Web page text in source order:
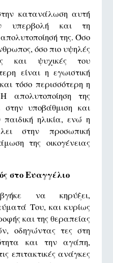
κατανάλωση αυτή
υπερβολή και τη
της. Όσο
όσο πιο υψηλές
και ψυχικές του
είναι η εγωιστική
τόσο περισσότερη η
απολυτοποίηση της
υποβάθμιση και
ηλικία, ενώ η
στην προσωπική
της οικογένειας
στο Ευαγγέλιο
να κηρύξει,
Του, και κυρίως
και της θεραπείας
οδηγώντας τες στη
και την αγάπη,
επιτακτικές ανάγκες